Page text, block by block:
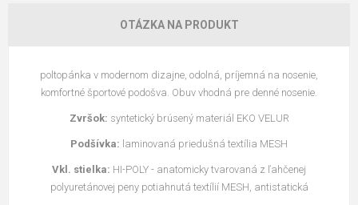
OTÁZKA NA PRODUKT
poltopánka v modernom dizajne, odolná, príjemná na nosenie,
komfortné športové podošva. Obuv vhodná pre denné nosenie.
Zvršok: syntetický brúsený materiál EKO VELUR
Podšívka: laminovaná priedušná textília MESH
Vkl. stielka: HI-POLY - anatomicky tvarovaná z ľahčenej
polyuretánovej peny potiahnutá textílií MESH, antistatická